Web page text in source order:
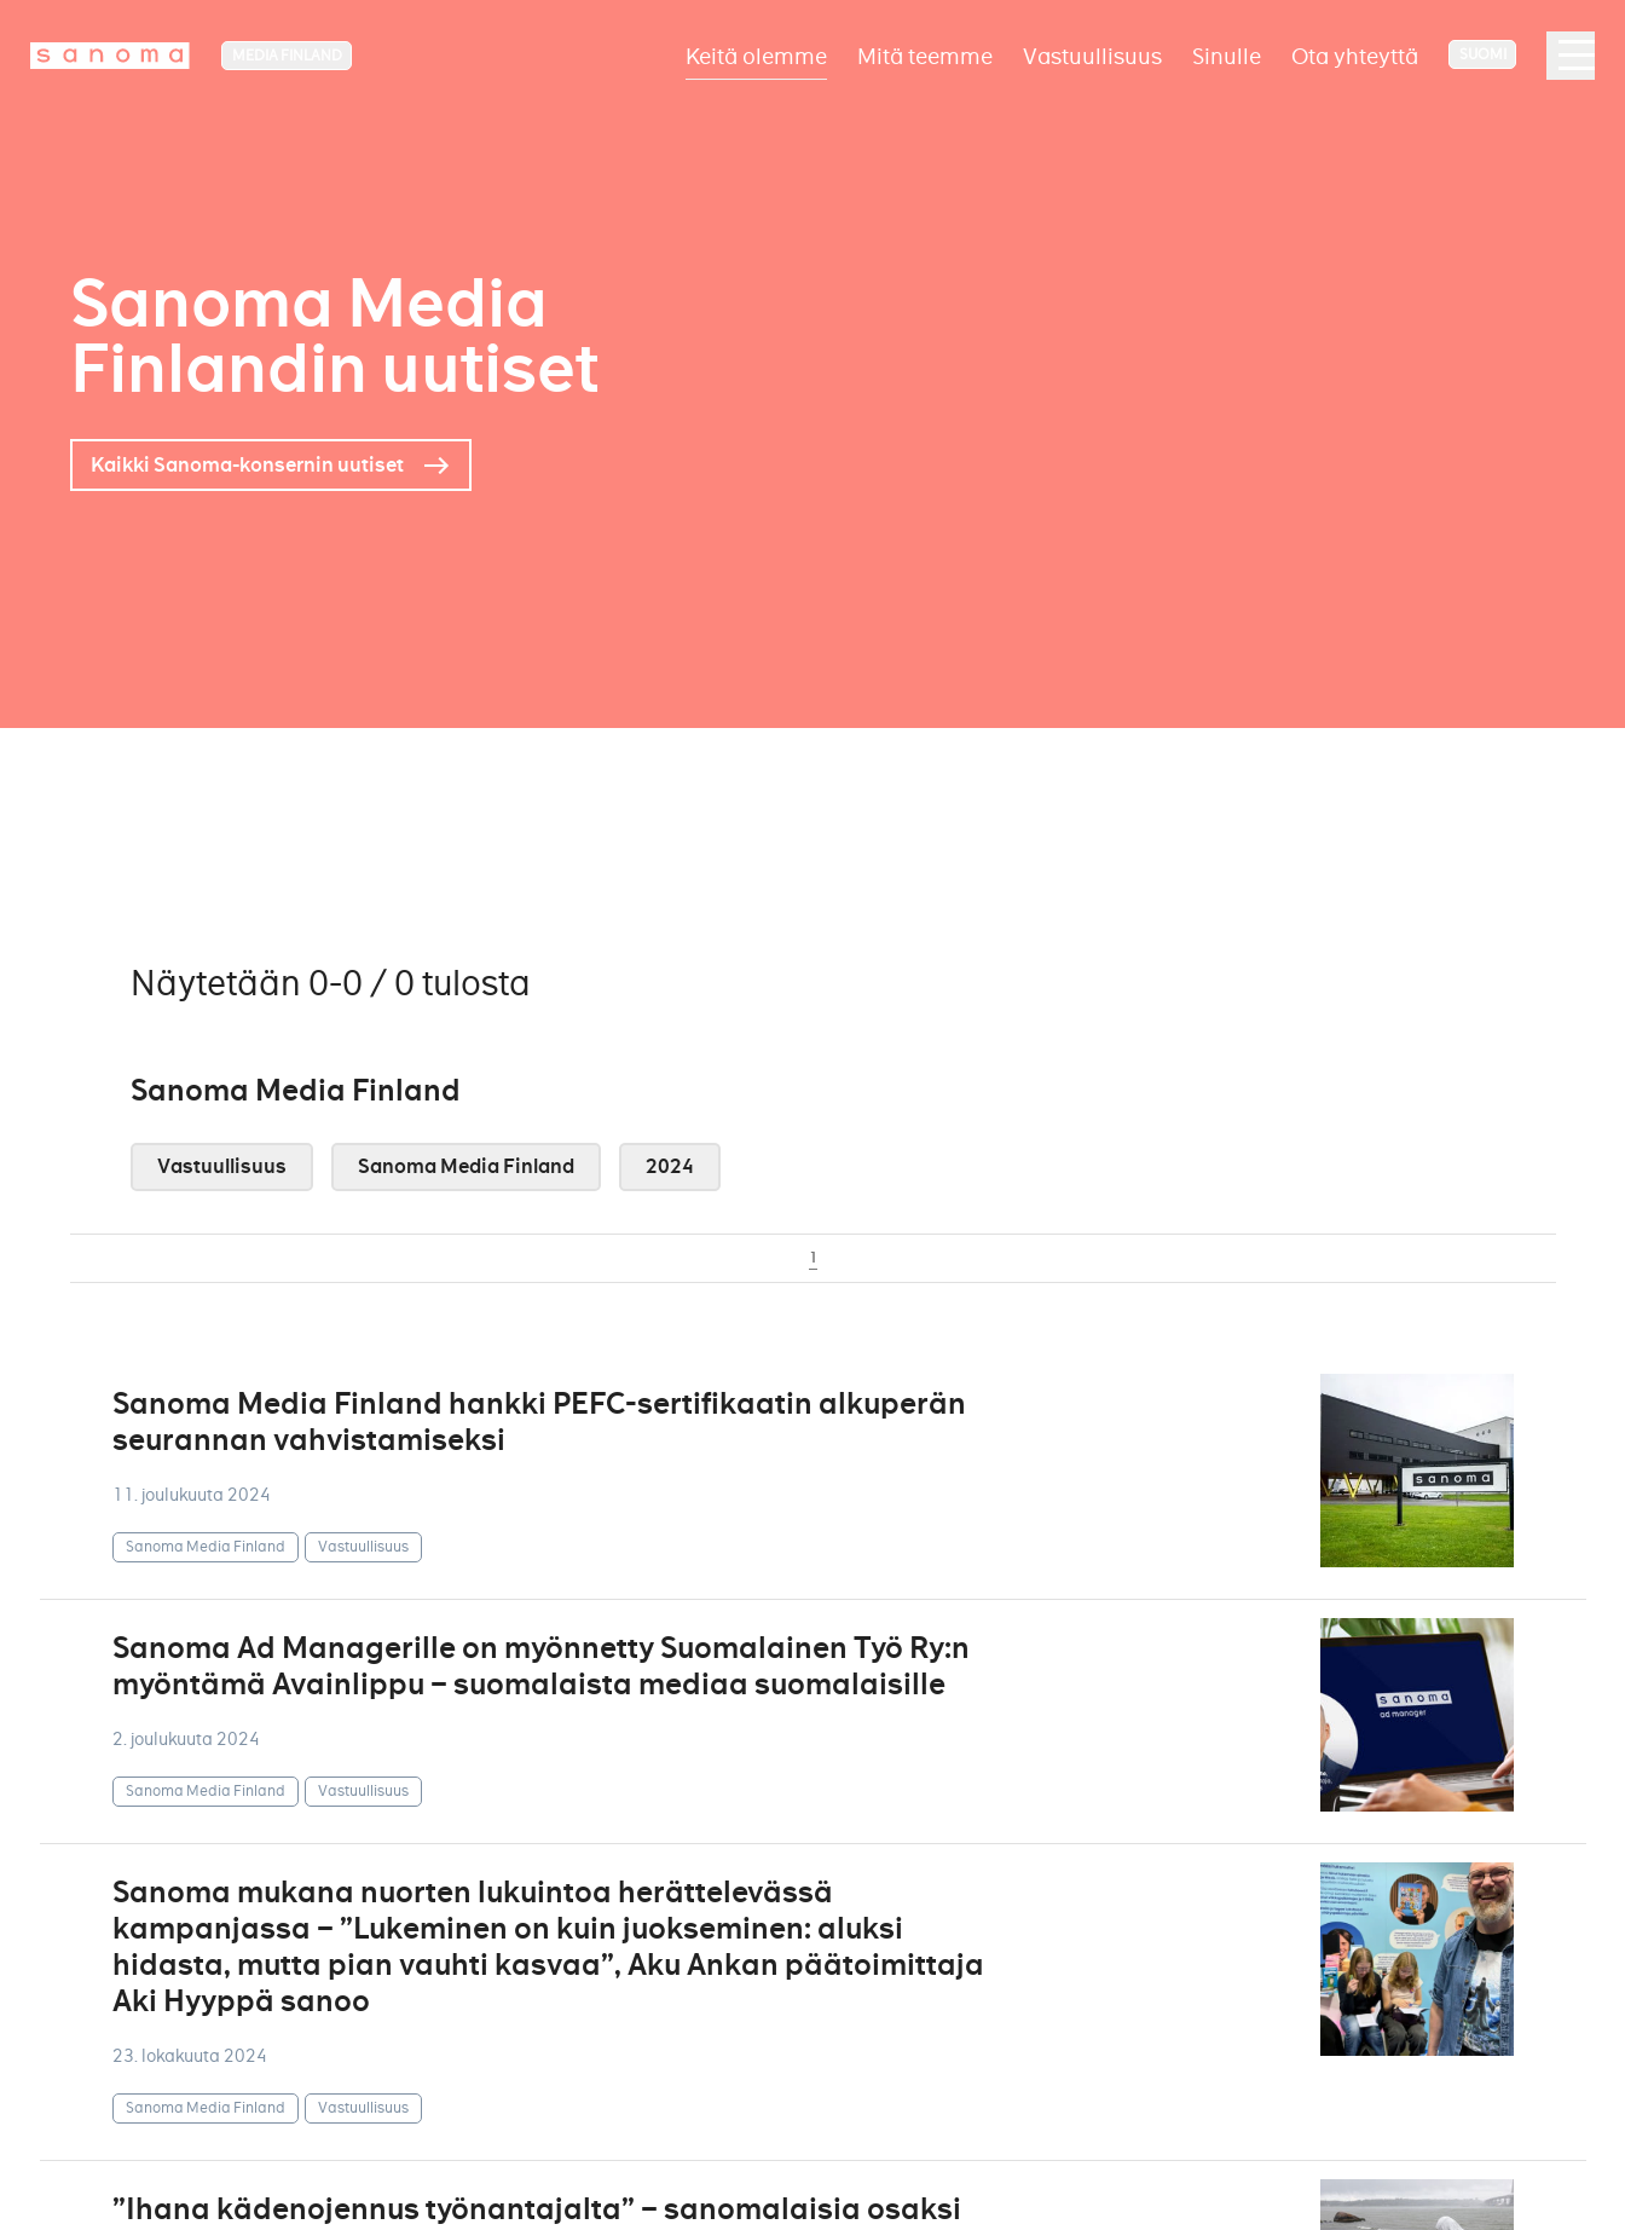
Keitä olemme Mitä teemme Vastuullisuus Sinulle Ota yhteyttä
Sanoma Media
Finlandin uutiset
Kaikki Sanoma-konsernin uutiset
Näytetään 0-0 / 0 tulosta
Sanoma Media Finland
Vastuullisuus Sanoma Media Finland 2024
1
Sanoma Media Finland hankki PEFC-sertifikaatin alkuperän
seurannan vahvistamiseksi
11. joulukuuta 2024
Sanoma Media Finland Vastuullisuus
Sanoma Ad Managerille on myönnetty Suomalainen Työ Ry:n
myöntämä Avainlippu – suomalaista mediaa suomalaisille
2. joulukuuta 2024
Sanoma Media Finland Vastuullisuus
Sanoma mukana nuorten lukuintoa herättelevässä
kampanjassa – ”Lukeminen on kuin juokseminen: aluksi
hidasta, mutta pian vauhti kasvaa”, Aku Ankan päätoimittaja
Aki Hyyppä sanoo
23. lokakuuta 2024
Sanoma Media Finland Vastuullisuus
”Ihana kädenojennus työnantajalta” – sanomalaisia osaksi